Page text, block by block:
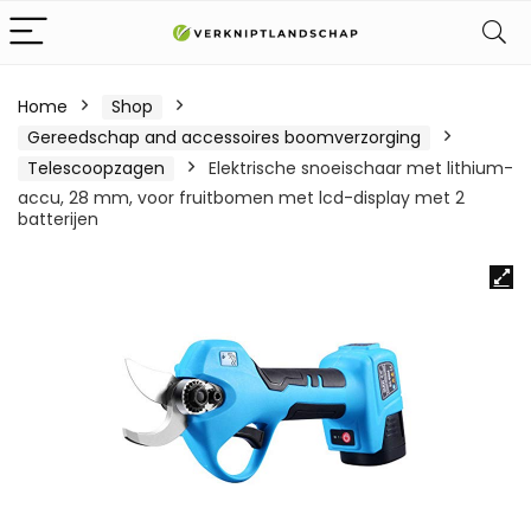
Home
Shop
Gereedschap and accessoires boomverzorging
Telescoopzagen
Elektrische snoeischaar met lithium-
accu, 28 mm, voor fruitbomen met lcd-display met 2
batterijen